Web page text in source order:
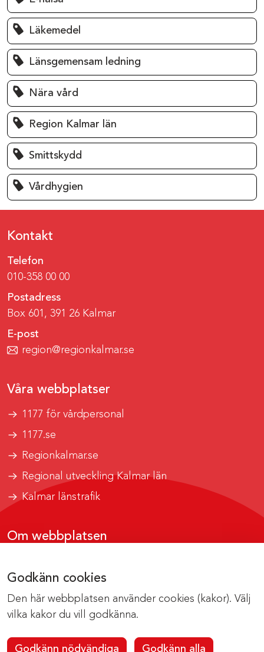
Godkänn cookies
Den här webbplatsen använder cookies (kakor). Välj
vilka kakor du vill godkänna.
Godkänn nödvändiga Godkänn alla
Läkemedel
Länsgemensam ledning
Nära vård
Region Kalmar län
Smittskydd
Vårdhygien
Kontakt
Telefon
010-358 00 00
Postadress
Box 601, 391 26 Kalmar
E-post
region@regionkalmar.se
Våra webbplatser
1177 för vårdpersonal
1177.se
Regionkalmar.se
Regional utveckling Kalmar län
Kalmar länstrafik
Om webbplatsen
Om cookies
Kontakta webbredaktionen